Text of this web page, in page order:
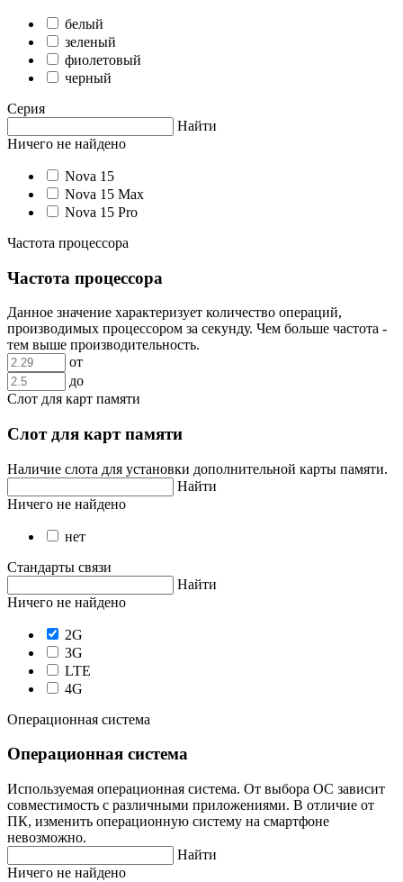
белый
зеленый
фиолетовый
черный
Серия
Найти
Ничего не найдено
Nova 15
Nova 15 Max
Nova 15 Pro
Частота процессора
Частота процессора
Данное значение характеризует количество операций,
производимых процессором за секунду. Чем больше частота -
тем выше производительность.
от
до
Слот для карт памяти
Слот для карт памяти
Наличие слота для установки дополнительной карты памяти.
Найти
Ничего не найдено
нет
Стандарты связи
Найти
Ничего не найдено
2G
3G
LTE
4G
Операционная система
Операционная система
Используемая операционная система. От выбора ОС зависит
совместимость с различными приложениями. В отличие от
ПК, изменить операционную систему на смартфоне
невозможно.
Найти
Ничего не найдено